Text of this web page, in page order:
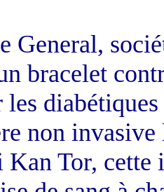
General,
bracelet
les
non
Kan Tor, cette